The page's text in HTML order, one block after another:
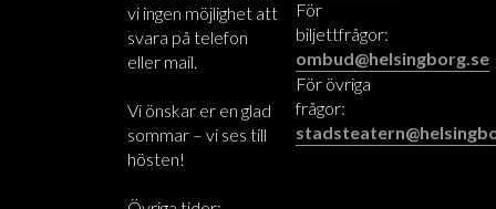
vi ingen möjlighet att
svara på telefon
eller mail.
Vi önskar er en glad
sommar – vi ses till
hösten!
För
biljettfrågor:
ombud@helsingborg.se
För övriga
frågor: